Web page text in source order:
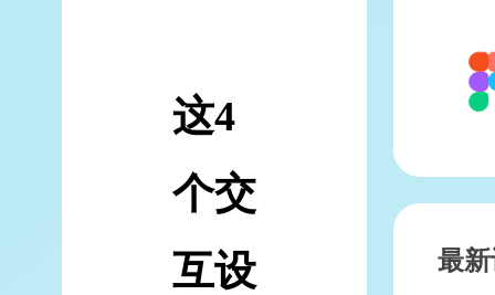
这4
个交
互设
最